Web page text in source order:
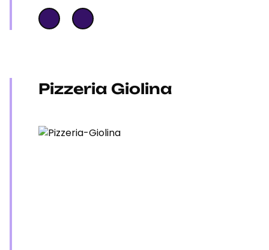
Pizzeria Giolina